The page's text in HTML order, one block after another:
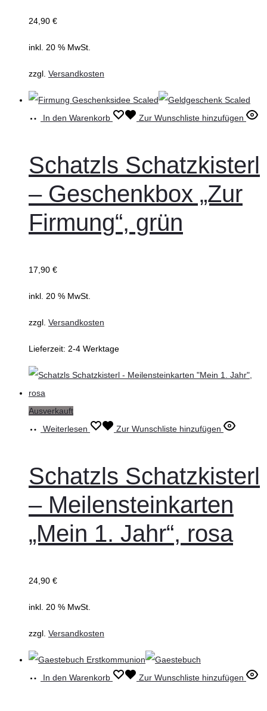
24,90 €
inkl. 20 % MwSt.
zzgl. Versandkosten
In den Warenkorb Zur Wunschliste hinzufügen
Schatzls Schatzkisterl
– Geschenkbox „Zur
Firmung“, grün
17,90 €
inkl. 20 % MwSt.
zzgl. Versandkosten
Lieferzeit: 2-4 Werktage
Ausverkauft
Weiterlesen
Zur Wunschliste hinzufügen
Schatzls Schatzkisterl
– Meilensteinkarten
„Mein 1. Jahr“, rosa
24,90 €
inkl. 20 % MwSt.
zzgl. Versandkosten
In den Warenkorb Zur Wunschliste hinzufügen